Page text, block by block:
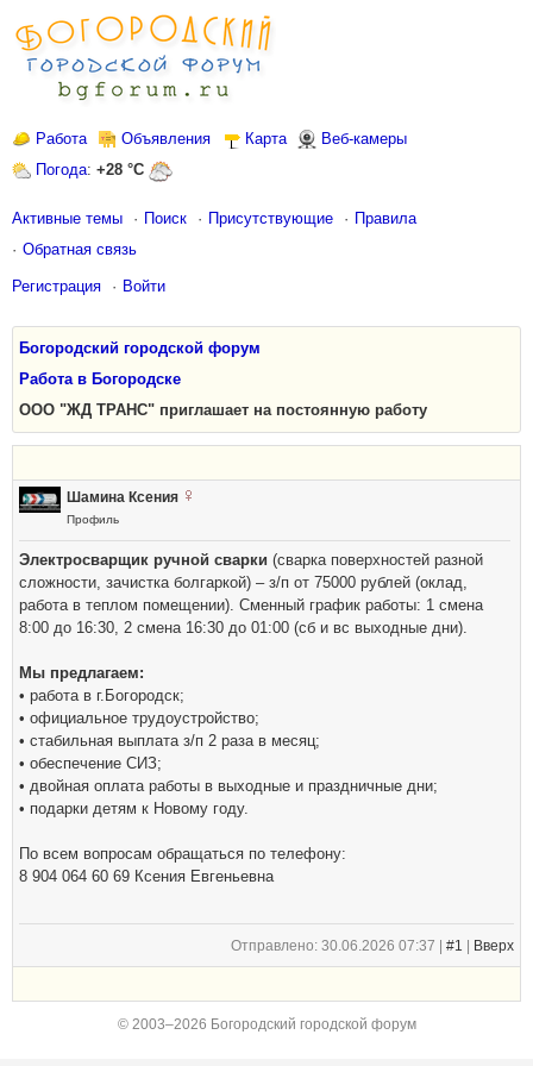
Работа Объявления Карта
Веб-камеры
Погода: +28 °C
Активные темы Поиск Присутствующие
Правила
Обратная связь
Регистрация Войти
Богородский городской форум
Работа в Богородске
ООО "ЖД ТРАНС" приглашает на постоянную работу
Шамина Ксения
Профиль
Электросварщик ручной сварки (сварка поверхностей разной
сложности, зачистка болгаркой) – з/п от 75000 рублей (оклад,
работа в теплом помещении). Сменный график работы: 1 смена
8:00 до 16:30, 2 смена 16:30 до 01:00 (сб и вс выходные дни).
Мы предлагаем:
• работа в г.Богородск;
• официальное трудоустройство;
• стабильная выплата з/п 2 раза в месяц;
• обеспечение СИЗ;
• двойная оплата работы в выходные и праздничные дни;
• подарки детям к Новому году.
По всем вопросам обращаться по телефону:
8 904 064 60 69 Ксения Евгеньевна
Отправлено: 30.06.2026 07:37 | #1 Вверх
© 2003–2026 Богородский городской форум